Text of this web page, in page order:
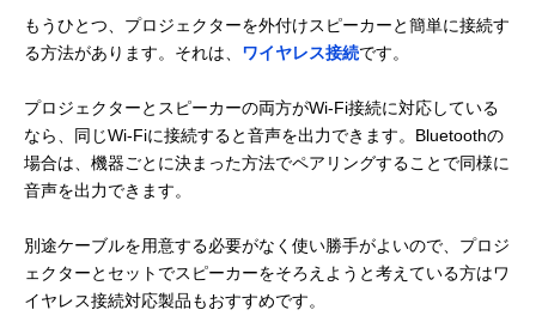
もうひとつ、プロジェクターを外付けスピーカーと簡単に接続す
る方法があります。それは、 ワイヤレス接続です。
プロジェクターとスピーカーの両方がWi-Fi接続に対応している
なら、同じWi-Fiに接続すると音声を出力できます。Bluetoothの
場合は、機器ごとに決まった方法でペアリングすることで同様に
音声を出力できます。
別途ケーブルを用意する必要がなく使い勝手がよいので、プロジ
ェクターとセットでスピーカーをそろえようと考えている方はワ
イヤレス接続対応製品もおすすめです。